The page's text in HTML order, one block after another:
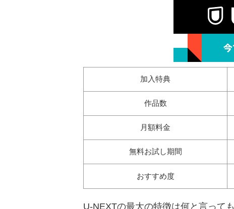
加入特典
作品数
月額料金
無料お試し期間
おすすめ度
U-NEXTの最大の特徴は何と言っても